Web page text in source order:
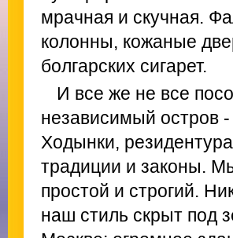
мрачная и скучная.
колонны, кожаные
болгарских сигарет.
И все же не все
независимый остров
Ходынки,
традиции и законы.
простой и строгий.
наш стиль скрыт под